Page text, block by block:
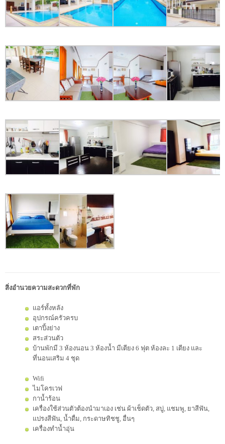
สิ่งอำนวยความสะดวกที่พัก
แอร์ทั้งหลัง
อุปกรณ์ครัวครบ
เตาปิ้งย่าง
สระส่วนตัว
บ้านพักมี 3 ห้องนอน 3 ห้องน้ำ มีเตียง 6 ฟุต ห้องละ 1 เตียง และ
ที่นอนเสริม 4 ชุด
Wifi
ไมโครเวฟ
กาน้ำร้อน
เครื่องใช้ส่วนตัวต้องนำมาเอง เช่น ผ้าเช็ดตัว, สบู่, แชมพู, ยาสีฟัน,
แปรงสีฟัน, น้ำดื่ม, กระดาษทิชชู, อื่นๆ
เครื่องทำน้ำอุ่น